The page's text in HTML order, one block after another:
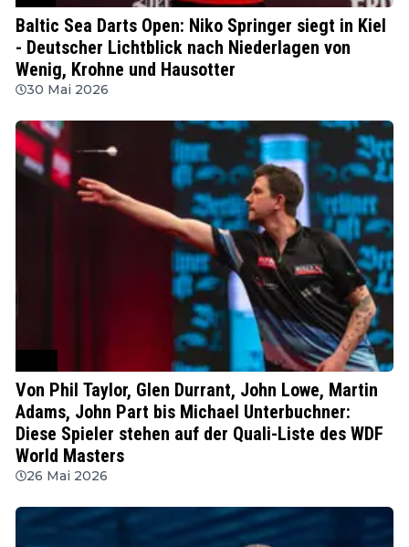
Baltic Sea Darts Open: Niko Springer siegt in Kiel
- Deutscher Lichtblick nach Niederlagen von
Wenig, Krohne und Hausotter
30 Mai 2026
Von Phil Taylor, Glen Durrant, John Lowe, Martin
Adams, John Part bis Michael Unterbuchner:
Diese Spieler stehen auf der Quali-Liste des WDF
World Masters
26 Mai 2026